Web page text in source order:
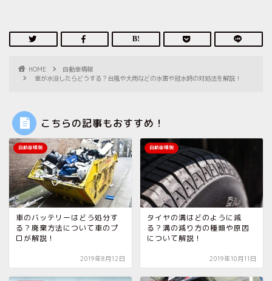
HOME
自動車情報
車が水没したらどうする？台風や大雨などの水害や冠水時の対処法を解説！
こちらの記事もおすすめ！
自動車情報
車のバッテリーはどう処分す
る？廃棄方法について車のプ
ロが解説！
2019年8月12日
自動車情報
タイヤの溝はどのように減
る？溝の減り方の種類や原因
について解説！
2019年10月11日